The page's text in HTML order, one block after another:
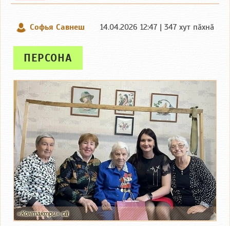
Софья Савнеш 14.04.2026 12:47 | 347 хут пӑхнӑ
ПЕРСОНА
«Контактри» сӑн